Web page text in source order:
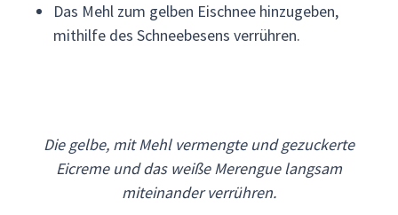
Das Mehl zum gelben Eischnee hinzugeben,
mithilfe des Schneebesens verrühren.
Die gelbe, mit Mehl vermengte und gezuckerte
Eicreme und das weiße Merengue langsam
miteinander verrühren.